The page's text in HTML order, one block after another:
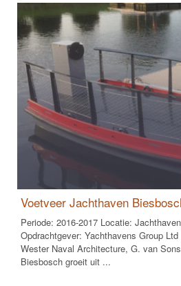
Voetveer Jachthaven
Periode: 2016-2017 Locatie:
Opdrachtgever: Yachthavens Group
Wester Naval Architecture, G. van
Biesbosch groeit uit ...